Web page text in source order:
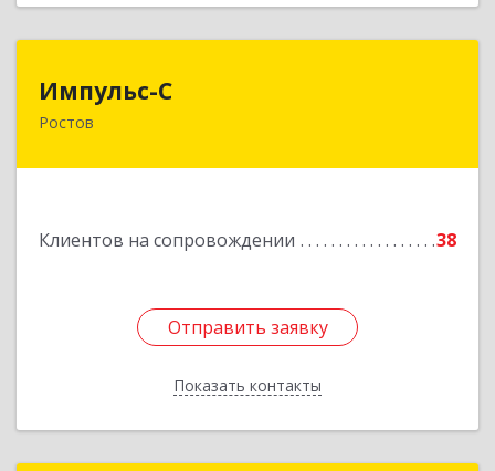
Импульс-С
Ростов
Клиентов на сопровождении 38
Отправить заявку
Показать контакты
Отправить заявку
Назад